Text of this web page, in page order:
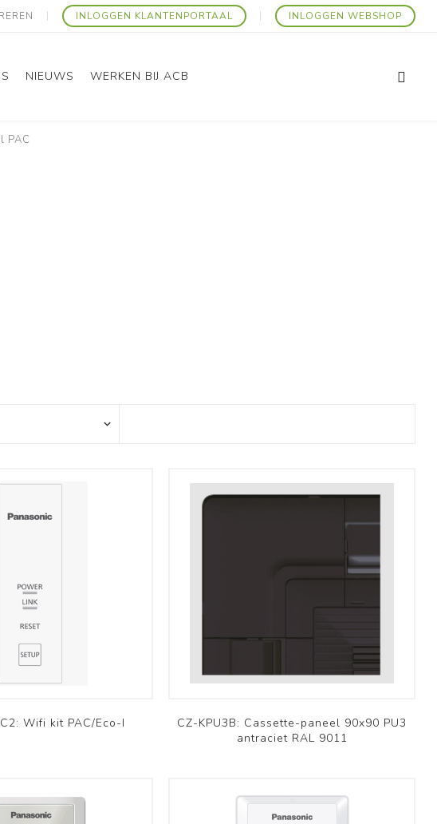
INLOGGEN KLANTENPORTAAL INLOGGEN WEBSHOP
Professioneel
NIEUWS WERKEN BIJ ACB
PAC
Wifi kit PAC/Eco-I
CZ-KPU3B: Cassette-paneel 90x90 PU3
antraciet RAL 9011